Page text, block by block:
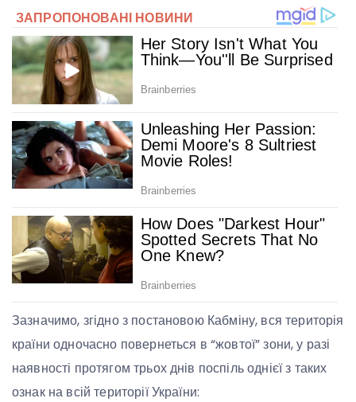
Зазначимо, згідно з постановою Кабміну, вся територія
країни одночасно повернеться в “жовтої” зони, у разі
наявності протягом трьох днів поспіль однієї з таких
ознак на всій території України: